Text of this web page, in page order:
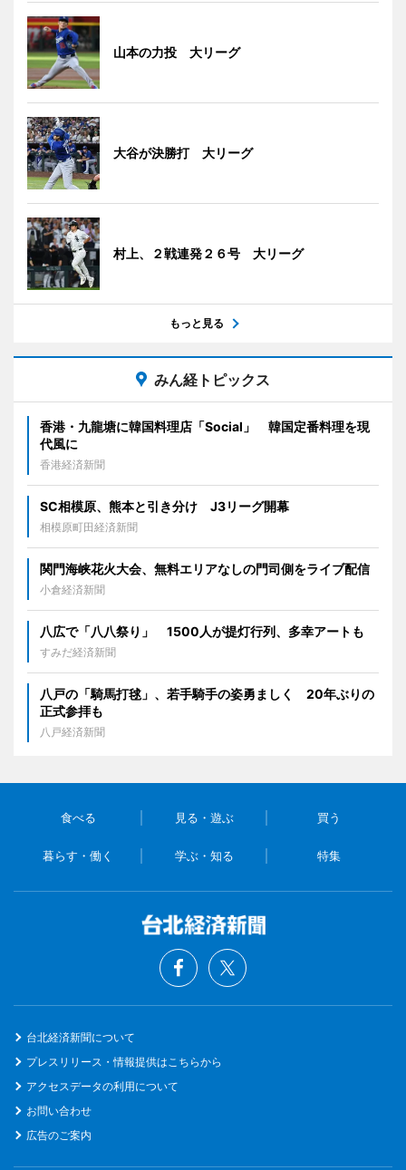
山本の力投 大リーグ
大谷が決勝打 大リーグ
村上、２戦連発２６号 大リーグ
もっと見る
みん経トピックス
香港・九龍塘に韓国料理店「Social」 韓国定番料理を現
代風に
香港経済新聞
SC相模原、熊本と引き分け J3リーグ開幕
相模原町田経済新聞
関門海峡花火大会、無料エリアなしの門司側をライブ配信
小倉経済新聞
八広で「八八祭り」 1500人が提灯行列、多幸アートも
すみだ経済新聞
八戸の「騎馬打毬」、若手騎手の姿勇ましく 20年ぶりの
正式参拝も
八戸経済新聞
食べる 見る・遊ぶ 買う
暮らす・働く 学ぶ・知る 特集
台北経済新聞について
プレスリリース・情報提供はこちらから
アクセスデータの利用について
お問い合わせ
広告のご案内